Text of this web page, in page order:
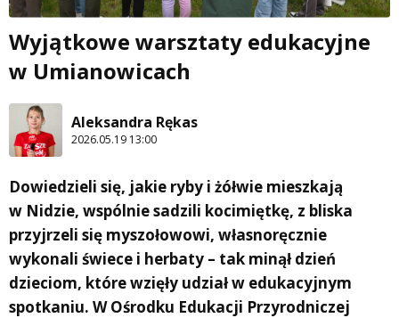
Wyjątkowe warsztaty edukacyjne
w Umianowicach
Aleksandra Rękas
2026.05.19 13:00
Dowiedzieli się, jakie ryby i żółwie mieszkają
w Nidzie, wspólnie sadzili kocimiętkę, z bliska
przyjrzeli się myszołowowi, własnoręcznie
wykonali świece i herbaty – tak minął dzień
dzieciom, które wzięły udział w edukacyjnym
spotkaniu. W Ośrodku Edukacji Przyrodniczej